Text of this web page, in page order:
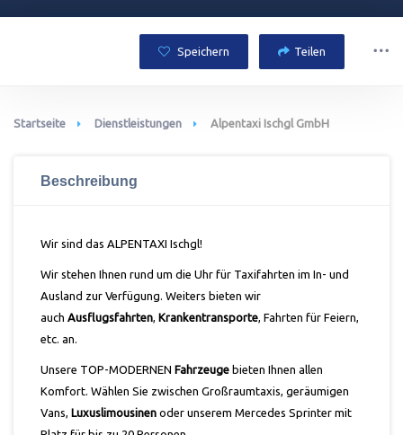
Speichern Teilen
Startseite Dienstleistungen Alpentaxi Ischgl GmbH
Beschreibung
Wir sind das ALPENTAXI Ischgl!
Wir stehen Ihnen rund um die Uhr für Taxifahrten im In- und
Ausland zur Verfügung. Weiters bieten wir
auch Ausflugsfahrten, Krankentransporte, Fahrten für Feiern,
etc. an.
Unsere TOP-MODERNEN Fahrzeuge bieten Ihnen allen
Komfort. Wählen Sie zwischen Großraumtaxis, geräumigen
Vans, Luxuslimousinen oder unserem Mercedes Sprinter mit